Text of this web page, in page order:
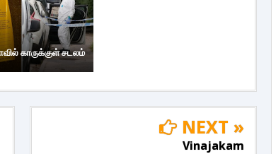
காருக்குள் சடலம்
NEXT »
Vinajakam